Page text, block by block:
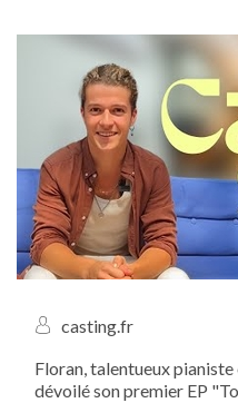
du concert “I Gotta
tournée dans toute la...
casting.fr
Floran, talentueux
dévoilé son premier EP